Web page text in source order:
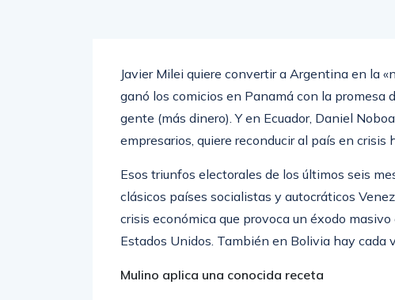
Javier Milei quiere convertir a Argentina en la
ganó los comicios en Panamá con la promesa
gente (más dinero). Y en Ecuador, Daniel
empresarios, quiere reconducir al país en
Esos triunfos electorales de los últimos seis
clásicos países socialistas y autocráticos
crisis económica que provoca un éxodo
Estados Unidos. También en Bolivia hay cada
Mulino aplica una conocida receta